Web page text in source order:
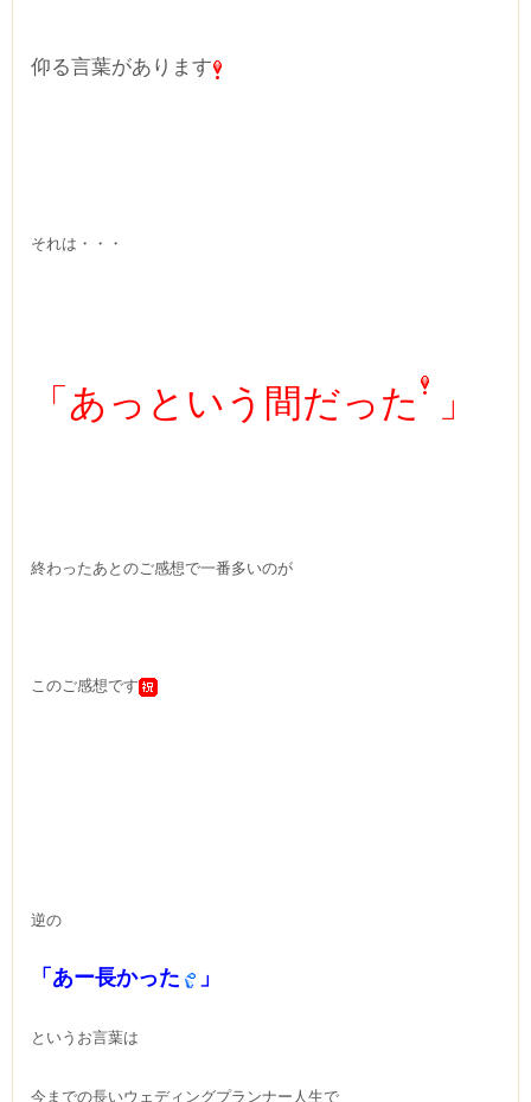
仰る言葉があります
それは・・・
「あっという間だった 」
終わったあとのご感想で一番多いのが
このご感想です
逆の
「あー長かった 」
というお言葉は
今までの長いウェディングプランナー人生で